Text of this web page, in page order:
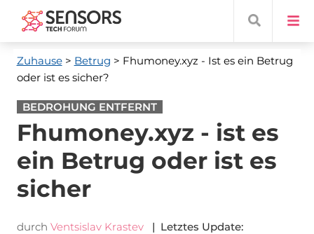
Zuhause> Betrug > Fhumoney.xyz - Ist es ein Betrug
oder ist es sicher?
BEDROHUNG ENTFERNT
Fhumoney.xyz - ist es
ein Betrug oder ist es
sicher
durch Ventsislav Krastev
| Letztes Update: